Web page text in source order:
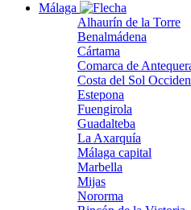
Málaga
Alhaurín de la Torre
Benalmádena
Cártama
Comarca de
Costa del Sol
Estepona
Fuengirola
Guadalteba
La Axarquía
Málaga capital
Marbella
Mijas
Nororma